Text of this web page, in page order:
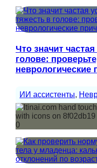
Что значит
голове:
неврологические
ИИ ассистенты,